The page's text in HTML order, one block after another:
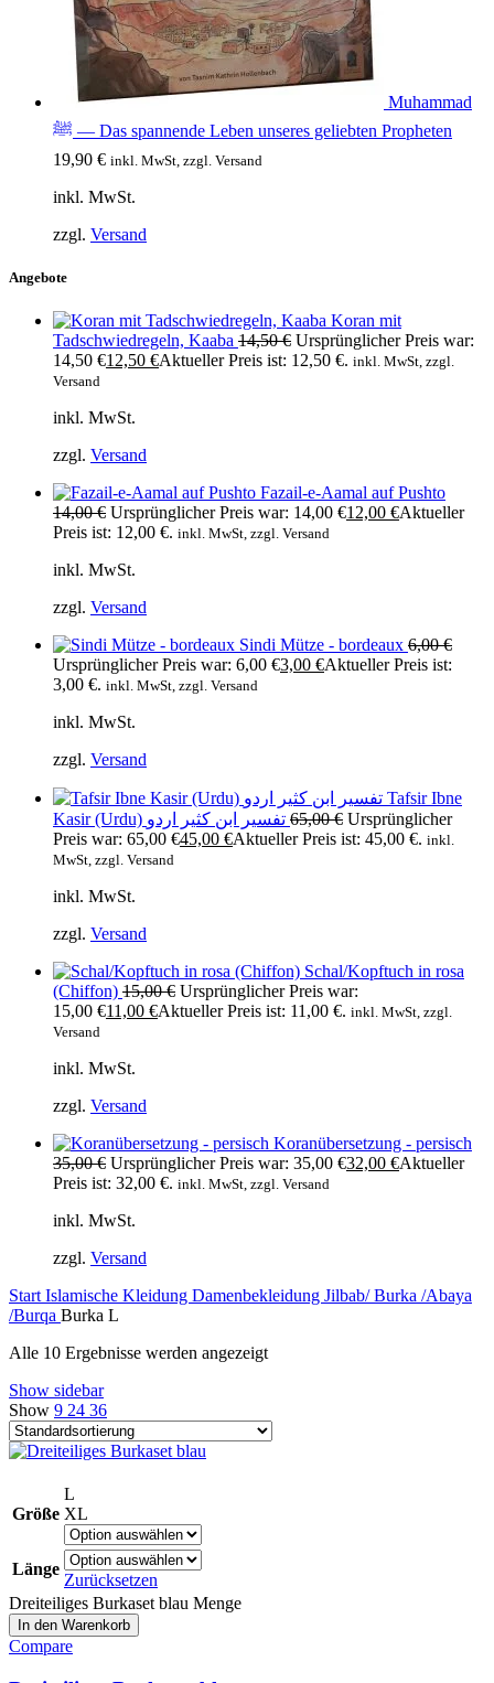
Muhammad
ﷺ — Das spannende Leben unseres geliebten Propheten
19,90 € inkl. MwSt, zzgl. Versand
inkl. MwSt.
zzgl. Versand
Angebote
Koran mit
Tadschwiedregeln, Kaaba 14,50€ Ursprünglicher Preis war:
14,50 €12,50 €Aktueller Preis ist: 12,50 €. inkl. MwSt, zzgl.
Versand
inkl. MwSt.
zzgl. Versand
Fazail-e-Aamal auf Pushto
14,00€ Ursprünglicher Preis war: 14,00 €12,00 €Aktueller
Preis ist: 12,00 €. inkl. MwSt, zzgl. Versand
inkl. MwSt.
zzgl. Versand
Sindi Mütze - bordeaux 6,00€
Ursprünglicher Preis war: 6,00 €3,00 €Aktueller Preis ist:
3,00 €. inkl. MwSt, zzgl. Versand
inkl. MwSt.
zzgl. Versand
Tafsir Ibne
65,00€ Ursprünglicher
Preis war: 65,00 €45,00 €Aktueller Preis ist: 45,00 €. inkl.
MwSt, zzgl. Versand
inkl. MwSt.
zzgl. Versand
Schal/Kopftuch in rosa
(Chiffon) 15,00€ Ursprünglicher Preis war:
15,00 €11,00 €Aktueller Preis ist: 11,00 €. inkl. MwSt, zzgl.
Versand
inkl. MwSt.
zzgl. Versand
Koranübersetzung - persisch
35,00€ Ursprünglicher Preis war: 35,00 €32,00 €Aktueller
Preis ist: 32,00 €. inkl. MwSt, zzgl. Versand
inkl. MwSt.
zzgl. Versand
Start Islamische Kleidung Damenbekleidung Jilbab/ Burka /Abaya
/Burqa Burka L
Alle 10 Ergebnisse werden angezeigt
Show sidebar
Show 9 24 36
Größe
L
XL
Länge
Zurücksetzen
Dreiteiliges Burkaset blau Menge
In den Warenkorb
Compare